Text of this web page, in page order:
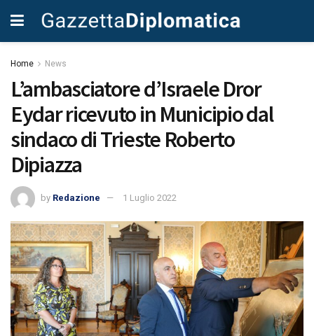
Home News
L’ambasciatore d’Israele Dror
Eydar ricevuto in Municipio dal
sindaco di Trieste Roberto
Dipiazza
by Redazione 1 Luglio 2022